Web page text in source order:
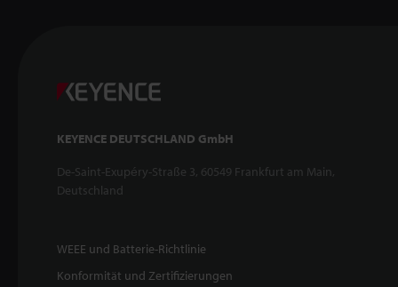
KEYENCE DEUTSCHLAND GmbH
De-Saint-Exupéry-Straße 3, 60549 Frankfurt am Main,
Deutschland
WEEE und Batterie-Richtlinie
Konformität und Zertifizierungen